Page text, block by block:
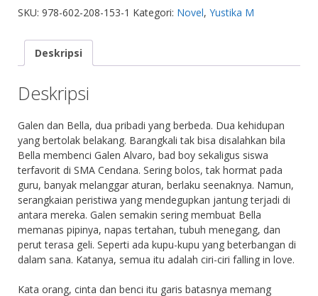
SKU: 978-602-208-153-1 Kategori: Novel, Yustika M
Deskripsi
Deskripsi
Galen dan Bella, dua pribadi yang berbeda. Dua kehidupan
yang bertolak belakang. Barangkali tak bisa disalahkan bila
Bella membenci Galen Alvaro, bad boy sekaligus siswa
terfavorit di SMA Cendana. Sering bolos, tak hormat pada
guru, banyak melanggar aturan, berlaku seenaknya. Namun,
serangkaian peristiwa yang mendegupkan jantung terjadi di
antara mereka. Galen semakin sering membuat Bella
memanas pipinya, napas tertahan, tubuh menegang, dan
perut terasa geli. Seperti ada kupu-kupu yang beterbangan di
dalam sana. Katanya, semua itu adalah ciri-ciri falling in love.
Kata orang, cinta dan benci itu garis batasnya memang